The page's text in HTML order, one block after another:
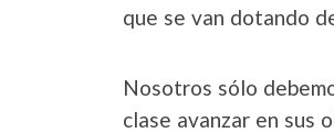
que se van dotando
Nosotros sólo
clase avanzar en sus